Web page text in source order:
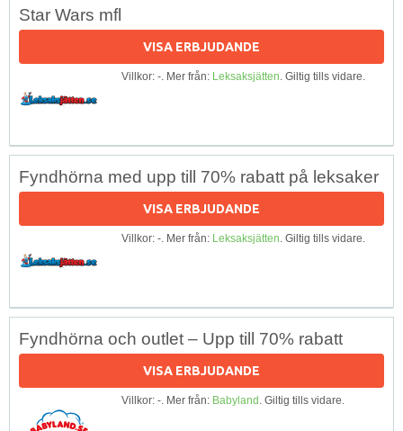
Star Wars mfl
VISA ERBJUDANDE
Villkor: -. Mer från: Leksaksjätten. Giltig tills vidare.
Fyndhörna med upp till 70% rabatt på leksaker
VISA ERBJUDANDE
Villkor: -. Mer från: Leksaksjätten. Giltig tills vidare.
Fyndhörna och outlet – Upp till 70% rabatt
VISA ERBJUDANDE
Villkor: -. Mer från: Babyland. Giltig tills vidare.